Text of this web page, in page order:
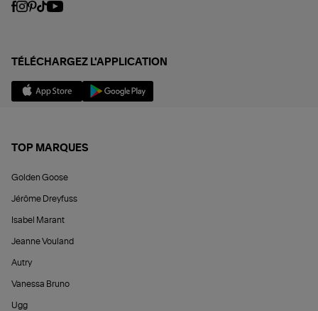
TÉLÉCHARGEZ L'APPLICATION
TOP MARQUES
Golden Goose
Jérôme Dreyfuss
Isabel Marant
Jeanne Vouland
Autry
Vanessa Bruno
Ugg